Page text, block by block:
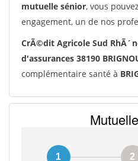
mutuelle sénior, vous
engagement, un de nos
CrÃ©dit Agricole Sud
d'assurances 38190
complémentaire santé à